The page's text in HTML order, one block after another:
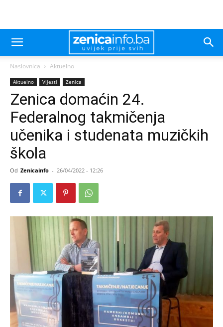
Naslovnica Aktuelno
Aktuelno Vijesti Zenica
Zenica domaćin 24.
Federalnog takmičenja
učenika i studenata muzičkih
škola
Od Zenicainfo - 26/04/2022 - 12:26